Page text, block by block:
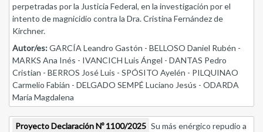
perpetradas por la Justicia Federal, en la investigación por el
intento de magnicidio contra la Dra. Cristina Fernández de
Kirchner.
Autor/es:GARCÍA Leandro Gastón - BELLOSO Daniel Rubén -
MARKS Ana Inés - IVANCICH Luis Ángel - DANTAS Pedro
Cristian - BERROS José Luis - SPÓSITO Ayelén - PILQUINAO
Carmelio Fabián - DELGADO SEMPÉ Luciano Jesús - ODARDA
María Magdalena
Proyecto Declaración Nº 1100/2025 Su más enérgico repudio a